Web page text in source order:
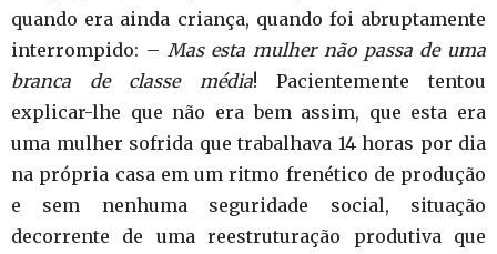
quando era ainda criança, quando foi abruptamente
interrompido: – Mas esta mulher não passa de uma
branca de classe média! Pacientemente tentou
explicar-lhe que não era bem assim, que esta era
uma mulher sofrida que trabalhava 14 horas por dia
na própria casa em um ritmo frenético de produção
e sem nenhuma seguridade social, situação
decorrente de uma reestruturação produtiva que